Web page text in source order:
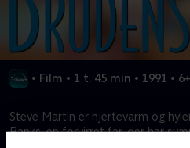
• Film • 1 t. 45 min • 1991 • 6+
Steve Martin er hjertevarm og
Banks, en forvirret far, der har